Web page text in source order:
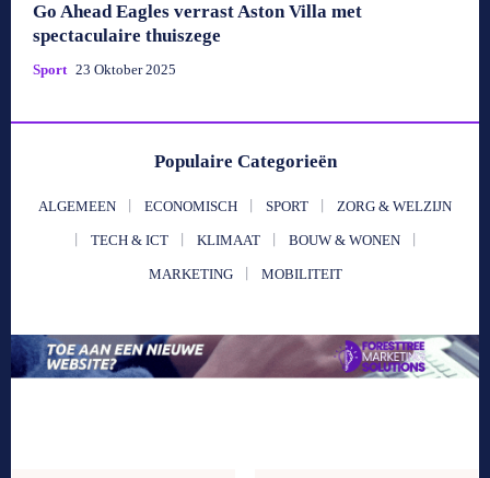
Go Ahead Eagles verrast Aston Villa met
spectaculaire thuiszege
Sport 23 Oktober 2025
Populaire Categorieën
ALGEMEEN ECONOMISCH SPORT ZORG & WELZIJN
TECH & ICT KLIMAAT BOUW & WONEN
MARKETING MOBILITEIT